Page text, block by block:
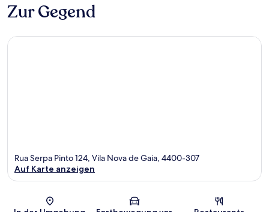
Zur Gegend
Karte
Rua Serpa Pinto 124, Vila Nova de Gaia, 4400-307
Auf Karte anzeigen